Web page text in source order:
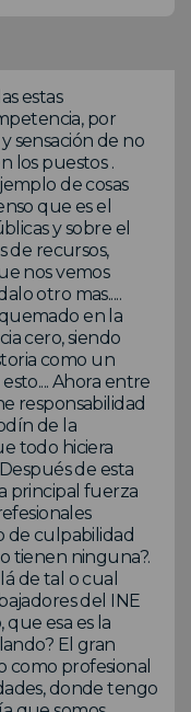
estas
por
sensación de no
los puestos .
de cosas
que es el
y sobre el
de recursos,
nos vemos
otro mas.....
en la
cero, siendo
como un
Ahora entre
responsabilidad
de la
todo hiciera
de esta
principal fuerza
de culpabilidad
tienen ninguna?.
de tal o cual
del INE
esa es la
El gran
como profesional
donde tengo